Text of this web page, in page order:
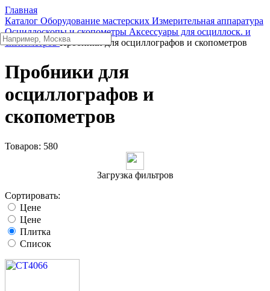
Главная
Каталог Оборудование мастерских Измерительная аппаратура
Осциллоскопы и скопометры Аксессуары для осциллоск. и
скопометров Пробники для осциллографов и скопометров
Пробники для
осциллографов и
скопометров
Товаров: 580
Загрузка фильтров
Сортировать:
Цене
Цене
Плитка
Список